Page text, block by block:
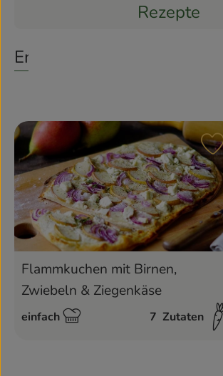
Rezepte
Entdecke passende Rezepte
Flammkuchen mit Birnen,
Zwiebeln & Ziegenkäse
Schwierigkeit:
einfach 7 Zutaten